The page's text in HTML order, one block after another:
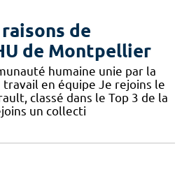
de
de Montpellier
humaine unie par la
en équipe Je rejoins le
classé dans le Top 3 de la
un collecti